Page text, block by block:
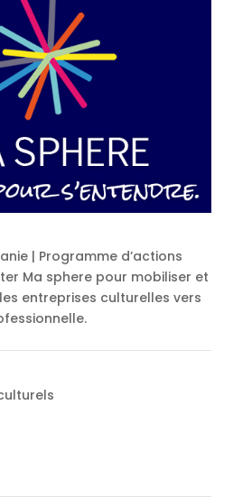
| Programme d’actions
Ma sphere pour mobiliser et
entreprises culturelles vers